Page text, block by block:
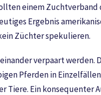
einem
Ergebnis
Züchter spekulieren.
verpaart werden.
Pferden in
Ein konsequenter